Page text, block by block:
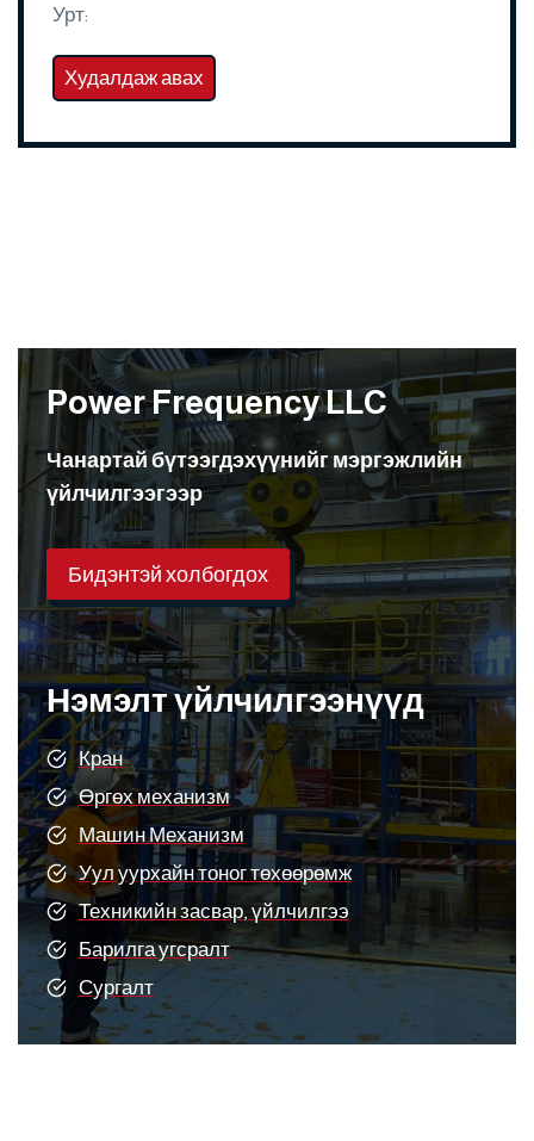
Урт:
Худалдаж авах
Power Frequency LLC
Чанартай бүтээгдэхүүнийг мэргэжлийн
үйлчилгээгээр
Бидэнтэй холбогдох
Нэмэлт үйлчилгээнүүд
Кран
Өргөх механизм
Машин Механизм
Уул уурхайн тоног төхөөрөмж
Техникийн засвар, үйлчилгээ
Барилга угсралт
Сургалт